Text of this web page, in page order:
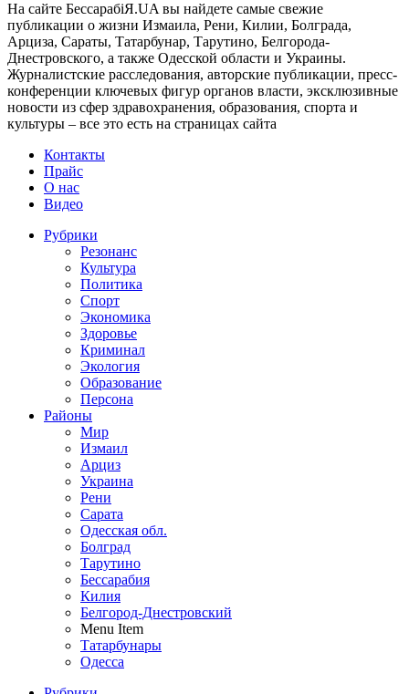
На сайте БессарабіЯ.UA вы найдете самые свежие
публикации о жизни Измаила, Рени, Килии, Болграда,
Арциза, Сараты, Татарбунар, Тарутино, Белгорода-
Днестровского, а также Одесской области и Украины.
Журналистские расследования, авторские публикации, пресс-
конференции ключевых фигур органов власти, эксклюзивные
новости из сфер здравохранения, образования, спорта и
культуры – все это есть на страницах сайта
Контакты
Прайс
О нас
Видео
Рубрики
Резонанс
Культура
Политика
Спорт
Экономика
Здоровье
Криминал
Экология
Образование
Персона
Районы
Мир
Измаил
Арциз
Украина
Рени
Сарата
Одесская обл.
Болград
Тарутино
Бессарабия
Килия
Белгород-Днестровский
Menu Item
Татарбунары
Одесса